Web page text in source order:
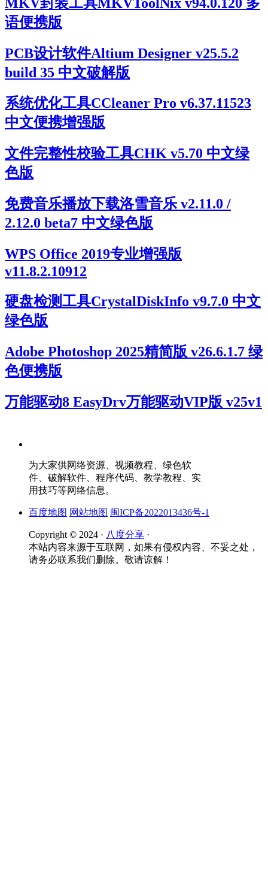
语便携版
PCB设计软件Altium Designer v25.5.2
build 35 中文破解版
系统优化工具CCleaner Pro v6.37.11523
中文便携增强版
文件完整性校验工具CHK v5.70 中文绿
色版
免费音乐播放下载洛雪音乐 v2.11.0 /
2.12.0 beta7 中文绿色版
WPS Office 2019专业增强版
v11.8.2.10912
硬盘检测工具CrystalDiskInfo v9.7.0 中文
绿色版
Adobe Photoshop 2025精简版 v26.6.1.7 绿
色便携版
万能驱动8 EasyDrv万能驱动VIP版 v25v1
为大家供网络资源、视频教程、绿色软
件、破解软件、程序代码、教学教程、实
用技巧等网络信息。
百度地图 网站地图 闽ICP备2022013436号-1
Copyright © 2024 · 八度分享 ·
本站内容来源于互联网，如果有侵权内容、不妥之处，
请务必联系我们删除。敬请谅解！